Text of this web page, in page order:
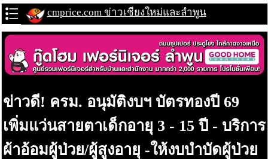
cmprice.com ข่าวเชียงใหม่และลำพูน
ข่าวดี! ครม. อนุมัติงบฯ บัตรทองปี 69
เพิ่มแว่นสายตาเด็กอายุ 3 - 15 ปี - บริการ
ผ้าอ้อมผู้ป่วย/ผู้สูงอายุ -ให้งบบำบัดผู้ป่วย